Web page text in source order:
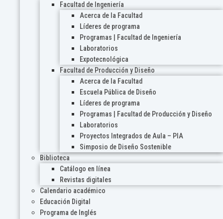
Facultad de Ingeniería
Acerca de la Facultad
Líderes de programa
Programas | Facultad de Ingeniería
Laboratorios
Expotecnológica
Facultad de Producción y Diseño
Acerca de la Facultad
Escuela Pública de Diseño
Líderes de programa
Programas | Facultad de Producción y Diseño
Laboratorios
Proyectos Integrados de Aula – PIA
Simposio de Diseño Sostenible
Biblioteca
Catálogo en línea
Revistas digitales
Calendario académico
Educación Digital
Programa de Inglés